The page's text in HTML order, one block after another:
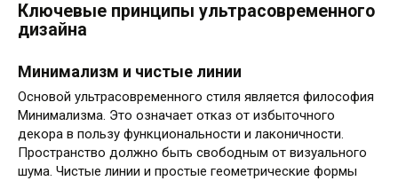
Ключевые принципы ультрасовременного
дизайна
Минимализм и чистые линии
Основой ультрасовременного стиля является философия
Минимализма. Это означает отказ от избыточного
декора в пользу функциональности и лаконичности.
Пространство должно быть свободным от визуального
шума. Чистые линии и простые геометрические формы